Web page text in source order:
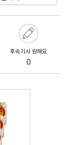
후속기사 원해요
0